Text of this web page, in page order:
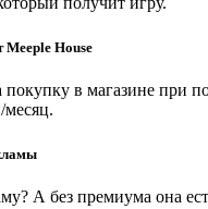
House
покупку в магазине при
месяц.
А без премиума она